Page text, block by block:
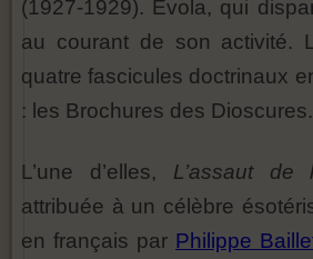
(1927-1929). Evola, qui
au courant de son activité.
quatre fascicules doctrinaux
: les Brochures des Dioscures.
L’une d’elles, L’assaut de
attribuée à un célèbre
en français par Philippe